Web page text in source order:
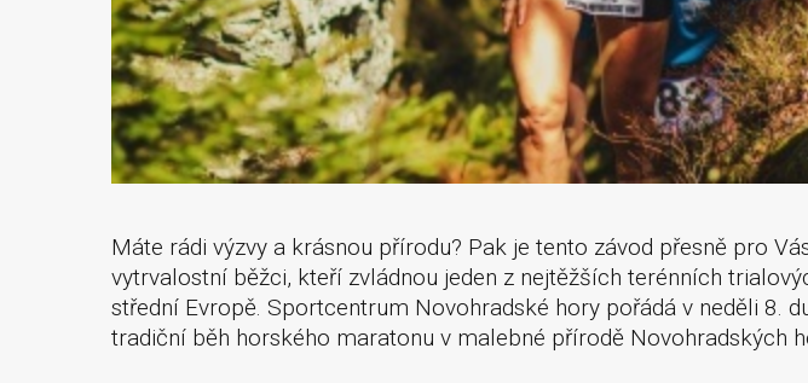
Máte rádi výzvy a krásnou přírodu? Pak je tento závod přesně pro
vytrvalostní běžci, kteří zvládnou jeden z nejtěžších terénních
střední Evropě. Sportcentrum Novohradské hory pořádá v neděli 8.
tradiční běh horského maratonu v malebné přírodě Novohradských